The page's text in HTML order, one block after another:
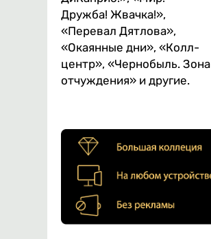
Дружба! Жвачка!»,
«Перевал Дятлова»,
«Окаянные дни», «Колл-
центр», «Чернобыль. Зона
отчуждения» и другие.